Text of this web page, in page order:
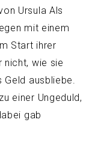
Ursula Als
mit einem
Start ihrer
nicht, wie sie
Geld ausbliebe.
einer Ungeduld,
gab